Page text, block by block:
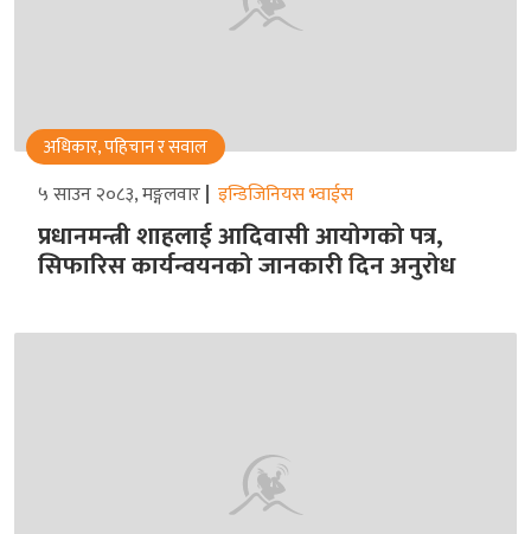
अधिकार, पहिचान र सवाल
५ साउन २०८३, मङ्गलवार इन्डिजिनियस भ्वाईस
प्रधानमन्त्री शाहलाई आदिवासी आयोगको पत्र,
सिफारिस कार्यन्वयनको जानकारी दिन अनुरोध